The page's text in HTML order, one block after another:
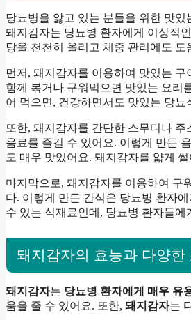
당뇨병을 앓고 있는 분들을 위한 맛
돼지감자는 당뇨병 환자에게 이상적
당을 천천히 올리고 체중 관리에도
먼저, 돼지감자를 이용하여 맛있는
함께 볶거나 구워먹으면 맛있는 요리
어 먹으면, 건강하면서도 맛있는 당뇨
또한, 돼지감자를 간단한 스무디나
음료를 즐길 수 있어요. 이렇게 만든
도 매우 맛있어요. 돼지감자를 얇게
마지막으로, 돼지감자를 이용하여 구
다. 이렇게 만든 간식은 당뇨병 환자
수 있는 식재료인데, 당뇨병 환자들에
돼지감자의 효능과 다양한
돼지감자는 당뇨병 환자에게 매우 유
움을 줄 수 있어요. 또한, 돼지감자는